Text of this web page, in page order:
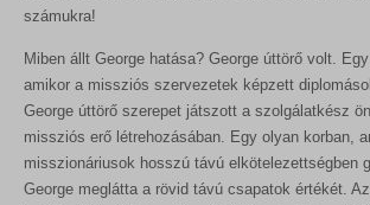
számukra!
Miben állt George hatása? George úttörő volt.
amikor a missziós szervezetek képzett
George úttörő szerepet játszott a szolgálatkész
missziós erő létrehozásában. Egy olyan korban,
misszionáriusok hosszú távú elkötelezettségben
George meglátta a rövid távú csapatok értékét.